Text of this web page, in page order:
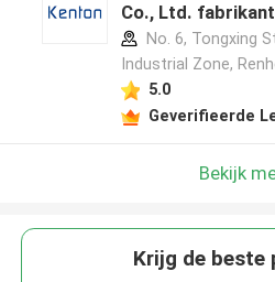
Co., Ltd.
No. 6, Tongxing
Industrial Zone,
5.0
Geverifieerde
Bekijk
Krijg de beste